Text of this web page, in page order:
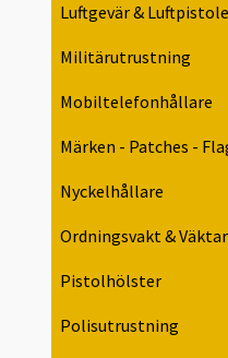
Luftgevär &
Militärutrustning
Mobiltelefonhållare
Märken - Patches -
Nyckelhållare
Ordningsvakt &
Pistolhölster
Polisutrustning